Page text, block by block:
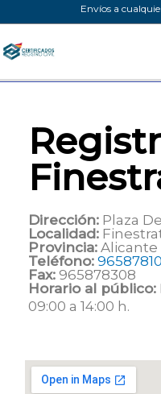
al
contenido
Envíos a
Dirección: Plaza
Localidad:
Provincia: Alicante
Teléfono:
Fax: 965878308
Horario al público:
09:00 a 14:00 h.